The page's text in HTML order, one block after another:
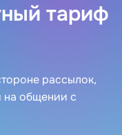
тариф
рассылок,
на общении с